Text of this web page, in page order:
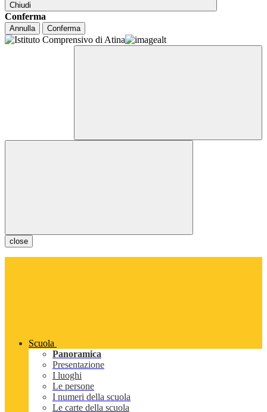
Chiudi
Conferma
Annulla Conferma
close
Scuola
Panoramica
Presentazione
I luoghi
Le persone
I numeri della scuola
Le carte della scuola